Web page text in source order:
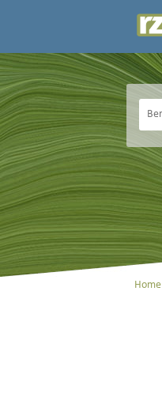
Home